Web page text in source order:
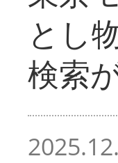
とし
検索